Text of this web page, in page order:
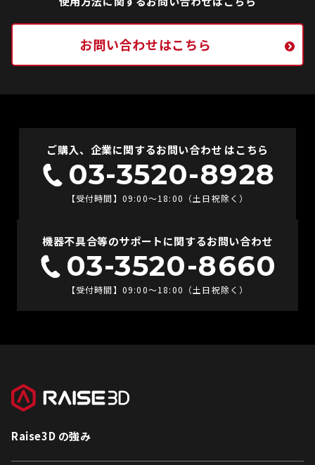
お問い合わせはこちら
ご購入、企業に関するお問い合わせ はこちら
03-3520-8928
【受付時間】09:00〜18:00（土日祝除く）
機器不具合等のサポートに関するお問い合わせ
03-3520-8660
【受付時間】09:00〜18:00（土日祝除く）
Raise3D の強み